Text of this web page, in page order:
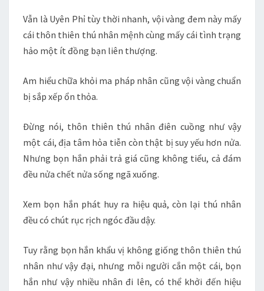
Vẫn là Uyên Phỉ tùy thời nhanh, vội vàng đem này mấy
cái thôn thiên thú nhân mệnh cùng mấy cái tình trạng
hảo một ít đồng bạn liên thượng.
Am hiểu chữa khỏi ma pháp nhân cũng vội vàng chuẩn
bị sắp xếp ổn thỏa.
Đừng nói, thôn thiên thú nhân điên cuồng như vậy
một cái, địa tâm hỏa tiễn còn thật bị suy yếu hơn nửa.
Nhưng bọn hắn phải trả giá cũng không tiểu, cả đám
đều nửa chết nửa sống ngã xuống.
Xem bọn hắn phát huy ra hiệu quả, còn lại thú nhân
đều có chút rục rịch ngóc đầu dậy.
Tuy rằng bọn hắn khẩu vị không giống thôn thiên thú
nhân như vậy đại, nhưng mỗi người cắn một cái, bọn
hắn như vậy nhiều nhân đi lên, có thể khởi đến hiệu